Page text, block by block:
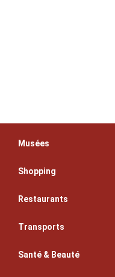
Musées
Shopping
Restaurants
Transports
Santé & Beauté